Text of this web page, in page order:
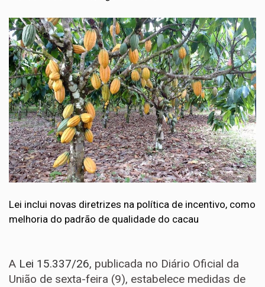
Lei inclui novas diretrizes na política de incentivo, como
melhoria do padrão de qualidade do cacau
A Lei 15.337/26, publicada no Diário Oficial da
União de sexta-feira (9), estabelece medidas de